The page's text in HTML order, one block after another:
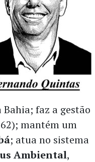
Bahia; faz a gestão
mantém um
; atua no sistema
Ambiental,